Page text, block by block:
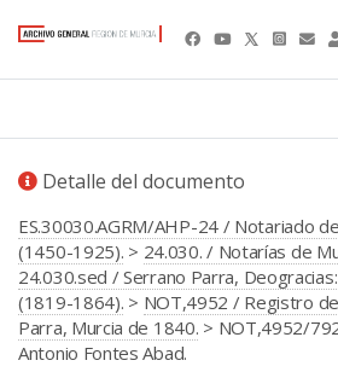
Detalle del documento
ES.30030.AGRM/AHP-24 / Notariado
(1450-1925). > 24.030. / Notarías de
24.030.sed / Serrano Parra,
(1819-1864). > NOT,4952 / Registro
Parra, Murcia de 1840. > NOT,4952/
Antonio Fontes Abad.